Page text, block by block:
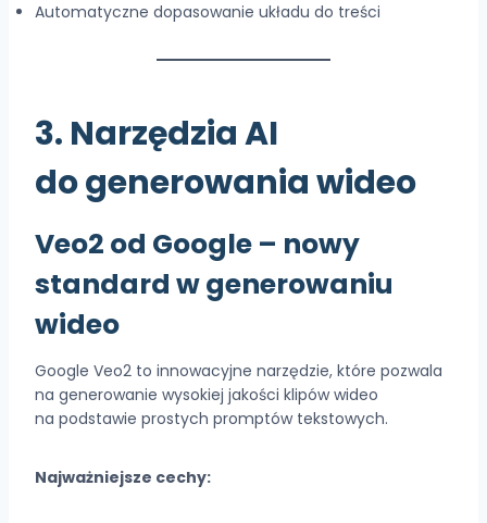
Automatyczne dopasowanie układu do treści
3. Narzędzia AI
do generowania wideo
Veo2 od Google – nowy
standard w generowaniu
wideo
Google Veo2 to innowacyjne narzędzie, które pozwala
na generowanie wysokiej jakości klipów wideo
na podstawie prostych promptów tekstowych.
Najważniejsze cechy: